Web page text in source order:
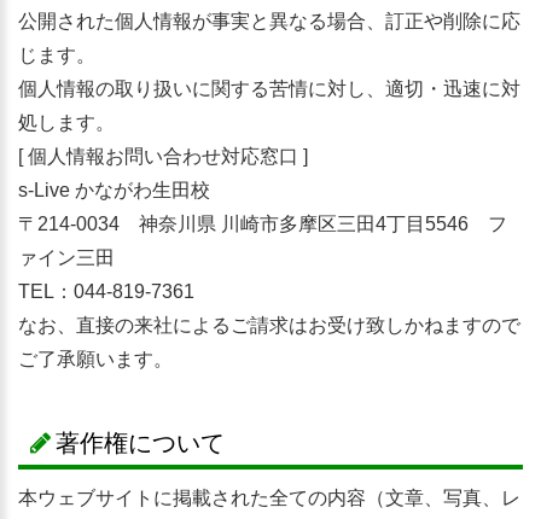
公開された個人情報が事実と異なる場合、訂正や削除に応
じます。
個人情報の取り扱いに関する苦情に対し、適切・迅速に対
処します。
[ 個人情報お問い合わせ対応窓口 ]
s-Live かながわ生田校
〒214-0034 神奈川県 川崎市多摩区三田4丁目5546 フ
ァイン三田
TEL：044-819-7361
なお、直接の来社によるご請求はお受け致しかねますので
ご了承願います。
著作権について
本ウェブサイトに掲載された全ての内容（文章、写真、レ